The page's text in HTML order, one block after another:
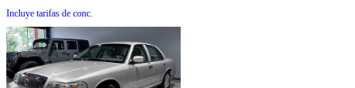
Incluye tarifas de conc.